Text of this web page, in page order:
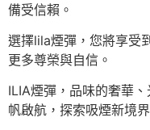
備受信賴。
選擇lila煙彈，您將享受
更多尊榮與自信。
ILIA煙彈，品味的奢華
帆啟航，探索吸煙新境